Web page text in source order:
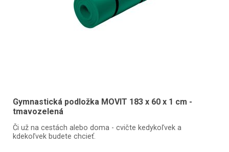
Gymnastická podložka MOVIT 183 x 60 x 1 cm -
tmavozelená
Či už na cestách alebo doma - cvičte kedykoľvek a
kdekoľvek budete chcieť.